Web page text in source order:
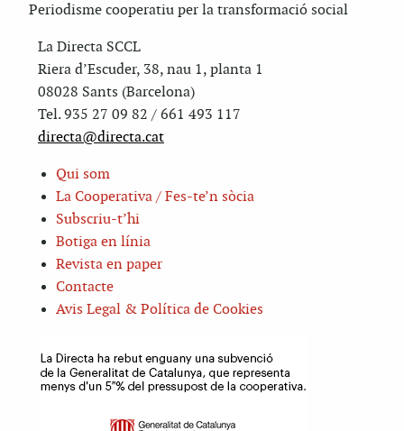
Periodisme cooperatiu per la transformació social
La Directa SCCL
Riera d’Escuder, 38, nau 1, planta 1
08028 Sants (Barcelona)
Tel. 935 27 09 82 / 661 493 117
directa@directa.cat
Qui som
La Cooperativa / Fes-te’n sòcia
Subscriu-t’hi
Botiga en línia
Revista en paper
Contacte
Avis Legal & Política de Cookies